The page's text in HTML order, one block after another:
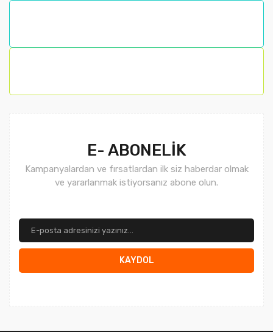
Bu ürüne benzer farklı alternatifler olmalı.
E- ABONELİK
Kampanyalardan ve fırsatlardan ilk siz haberdar olmak
ve yararlanmak istiyorsanız abone olun.
KAYDOL